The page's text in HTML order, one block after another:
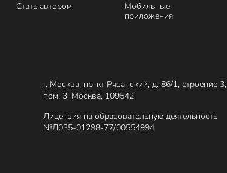
Стать автором
Мобильные
приложения
г. Москва, пр-кт Рязанский, д. 86/1, строение 3,
пом. 3, Москва, 109542
Лицензия на образовательную деятельность
№Л035-01298-77/00554994